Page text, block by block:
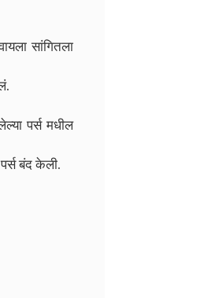
सांगितला
पर्स मधील
बंद केली.